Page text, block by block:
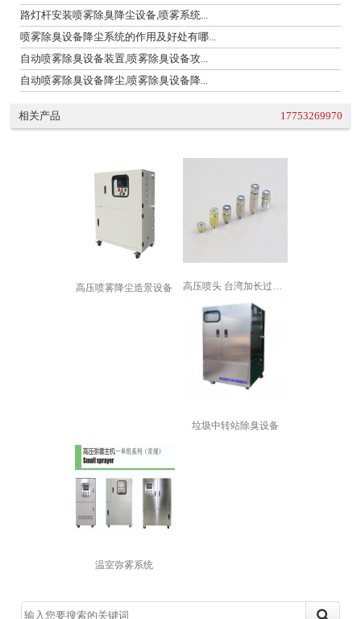
路灯杆安装喷雾除臭降尘设备,喷雾系统...
喷雾除臭设备降尘系统的作用及好处有哪...
自动喷雾除臭设备装置,喷雾除臭设备攻...
自动喷雾除臭设备降尘,喷雾除臭设备降...
相关产品 17753269970
高压喷雾降尘造景设备
垃圾中转站除臭设备
温室弥雾系统